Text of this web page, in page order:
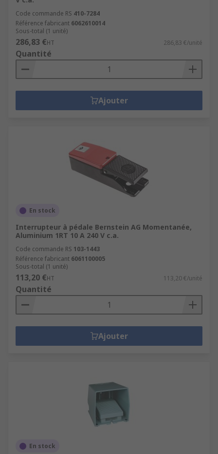
Code commande RS 410-7284
Référence fabricant 6062610014
Sous-total (1 unité)
286,83 €HT 286,83 €/unité
Quantité
Ajouter
En stock
Interrupteur à pédale Bernstein AG Momentanée,
Aluminium 1RT 10 A 240 V c.a.
Code commande RS 103-1443
Référence fabricant 6061100005
Sous-total (1 unité)
113,20 €HT 113,20 €/unité
Quantité
Ajouter
En stock